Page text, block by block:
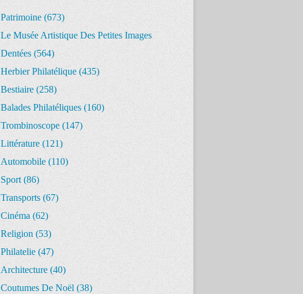
Patrimoine(673)
Le Musée Artistique Des Petites Images
Dentées(564)
Herbier Philatélique(435)
Bestiaire(258)
Balades Philatéliques(160)
Trombinoscope(147)
Littérature(121)
Automobile(110)
Sport(86)
Transports(67)
Cinéma(62)
Religion(53)
Philatelie(47)
Architecture(40)
Coutumes De Noël(38)